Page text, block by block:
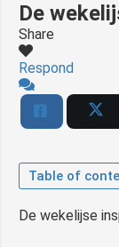
De
Share
Respond
Table of
De wekelijse